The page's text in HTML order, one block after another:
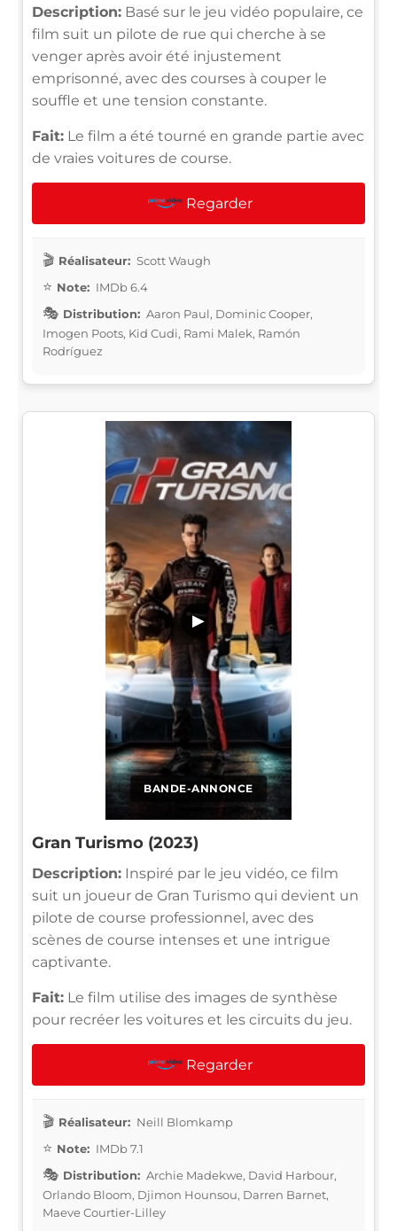
Description: Basé sur le jeu vidéo populaire, ce
film suit un pilote de rue qui cherche à se
venger après avoir été injustement
emprisonné, avec des courses à couper le
souffle et une tension constante.
Fait: Le film a été tourné en grande partie avec
de vraies voitures de course.
Regarder
Réalisateur: Scott Waugh
Note: IMDb 6.4
Distribution: Aaron Paul, Dominic Cooper,
Imogen Poots, Kid Cudi, Rami Malek, Ramón
Rodríguez
BANDE-ANNONCE
▶
Gran Turismo (2023)
Description: Inspiré par le jeu vidéo, ce film
suit un joueur de Gran Turismo qui devient un
pilote de course professionnel, avec des
scènes de course intenses et une intrigue
captivante.
Fait: Le film utilise des images de synthèse
pour recréer les voitures et les circuits du jeu.
Regarder
Réalisateur: Neill Blomkamp
Note: IMDb 7.1
Distribution: Archie Madekwe, David Harbour,
Orlando Bloom, Djimon Hounsou, Darren Barnet,
Maeve Courtier-Lilley